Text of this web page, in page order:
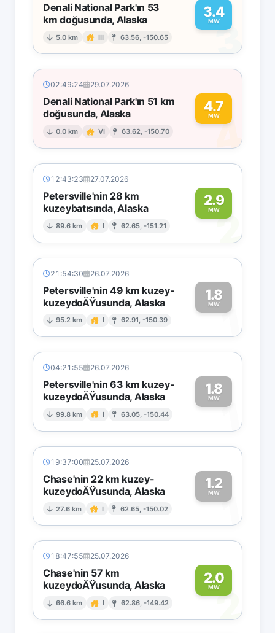
Denali National Park'ın 53
km doğusunda, Alaska
5.0 km III 63.56, -150.65
3.4
MW
3
02:49:24 29.07.2026
Denali National Park'ın 51 km
doğusunda, Alaska
0.0 km VI 63.62, -150.70
4.7
MW
4
12:43:23 27.07.2026
Petersville'nin 28 km
kuzeybatısında, Alaska
89.6 km I 62.65, -151.21
2.9
MW2
21:54:30 26.07.2026
Petersville'nin 49 km kuzey-
kuzeydoÄŸusunda, Alaska
95.2 km I 62.91, -150.39
1.8
MW1
04:21:55 26.07.2026
Petersville'nin 63 km kuzey-
kuzeydoÄŸusunda, Alaska
99.8 km I 63.05, -150.44
1.8
MW1
19:37:00 25.07.2026
Chase'nin 22 km kuzey-
kuzeydoÄŸusunda, Alaska
27.6 km I 62.65, -150.02
1.2
MW1
18:47:55 25.07.2026
Chase'nin 57 km
kuzeydoÄŸusunda, Alaska
66.6 km I 62.86, -149.42
2.0
MW2